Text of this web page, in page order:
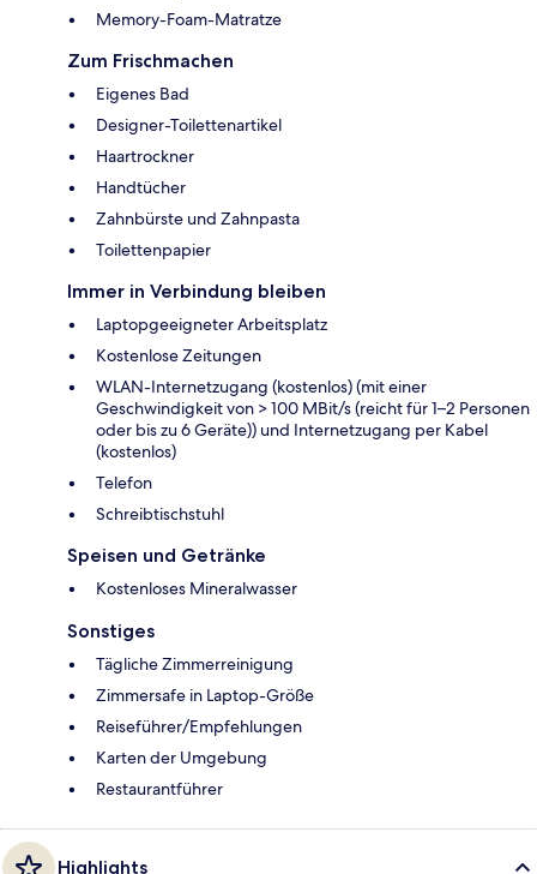
Memory-Foam-Matratze
Zum Frischmachen
Eigenes Bad
Designer-Toilettenartikel
Haartrockner
Handtücher
Zahnbürste und Zahnpasta
Toilettenpapier
Immer in Verbindung bleiben
Laptopgeeigneter Arbeitsplatz
Kostenlose Zeitungen
WLAN-Internetzugang (kostenlos) (mit einer
Geschwindigkeit von > 100 MBit/s (reicht für 1–2 Personen
oder bis zu 6 Geräte)) und Internetzugang per Kabel
(kostenlos)
Telefon
Schreibtischstuhl
Speisen und Getränke
Kostenloses Mineralwasser
Sonstiges
Tägliche Zimmerreinigung
Zimmersafe in Laptop-Größe
Reiseführer/Empfehlungen
Karten der Umgebung
Restaurantführer
Highlights